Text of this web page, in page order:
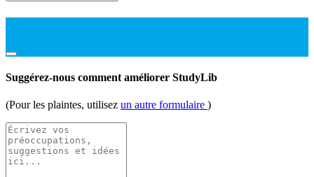
Suggérez-nous comment améliorer StudyLib
(Pour les plaintes, utilisez un autre formulaire )